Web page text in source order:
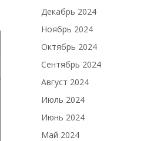
Декабрь 2024
Ноябрь 2024
Октябрь 2024
Сентябрь 2024
Август 2024
Июль 2024
Июнь 2024
Май 2024